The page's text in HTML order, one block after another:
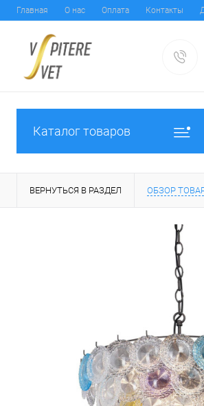
Главная О нас Оплата Контакты
Каталог товаров
ВЕРНУТЬСЯ В РАЗДЕЛ ОБЗОР